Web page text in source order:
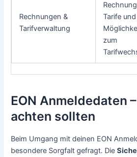
Rechnungen &
Tarifverwaltung
Tarife
zum
EON Anmeldedaten
achten sollten
Beim Umgang mit deinen EON
besondere Sorgfalt gefragt. Die